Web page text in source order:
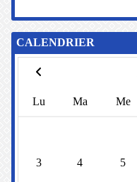
CALENDRIER
Lu Ma Me
3 4 5